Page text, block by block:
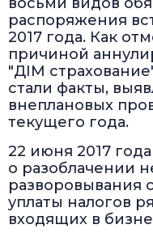
распоряжения
2017 года. Как
причиной
"ДІМ
стали факты,
внеплановых
текущего года.
22 июня 2017
о разоблачении
разворовывания
уплаты налогов
входящих в